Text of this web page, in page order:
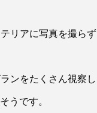
リアに写真を撮らず
ンをたくさん視察し
うです。